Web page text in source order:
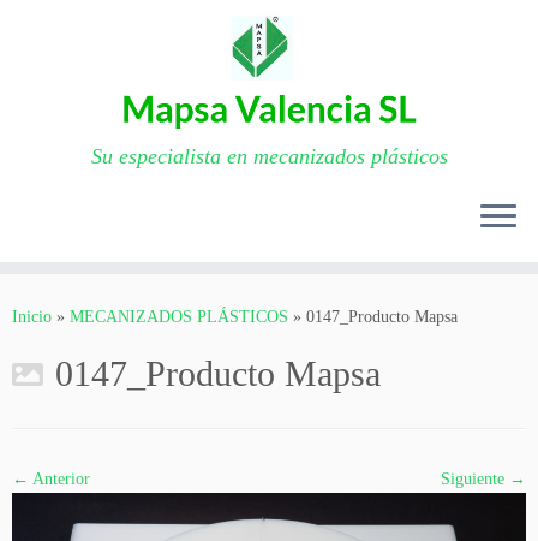
Su especialista en mecanizados plásticos
Inicio » MECANIZADOS PLÁSTICOS » 0147_Producto Mapsa
0147_Producto Mapsa
← Anterior Siguiente →